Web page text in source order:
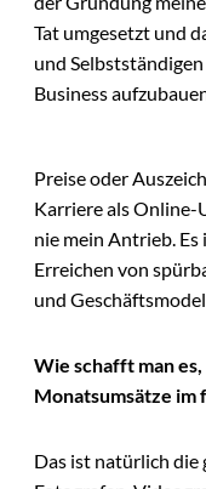
Tat umgesetzt und
und
Business
Preise oder
Karriere als Online-
nie mein Antrieb.
Erreichen von
und
Wie schafft man
Monatsumsätze
Das ist natürlich